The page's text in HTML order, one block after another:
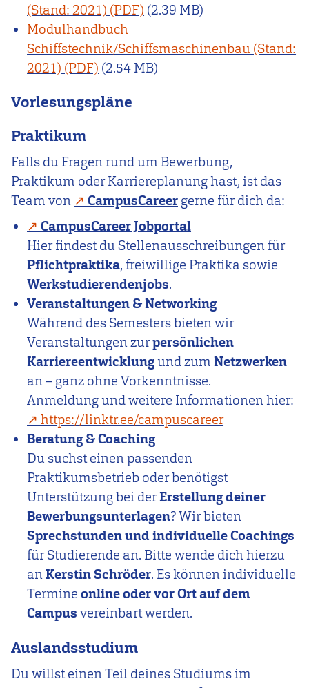
(Stand: 2021)
(2.39 MB)
Modulhandbuch
Schiffstechnik/Schiffsmaschinenbau (Stand:
2021)
(2.54 MB)
Vorlesungspläne
Praktikum
Falls du Fragen rund um Bewerbung,
Praktikum oder Karriereplanung hast, ist das
Team von
CampusCareer gerne für dich da:
CampusCareer Jobportal
Hier findest du Stellenausschreibungen für
Pflichtpraktika, freiwillige Praktika sowie
Werkstudierendenjobs.
Veranstaltungen & Networking
Während des Semesters bieten wir
Veranstaltungen zurpersönlichen
Karriereentwicklungund zumNetzwerken
an – ganz ohne Vorkenntnisse.
Anmeldung und weitere Informationen hier:
https://linktr.ee/campuscareer
Beratung & Coaching
Du suchst einen passenden
Praktikumsbetrieb oder benötigst
Unterstützung bei derErstellung deiner
Bewerbungsunterlagen? Wir bieten
Sprechstunden und individuelle Coachings
für Studierende an. Bitte wende dich hierzu
anKerstin Schröder. Es können individuelle
Termineonline oder vor Ort auf dem
Campus vereinbart werden.
Auslandsstudium
Du willst einen Teil deines Studiums im